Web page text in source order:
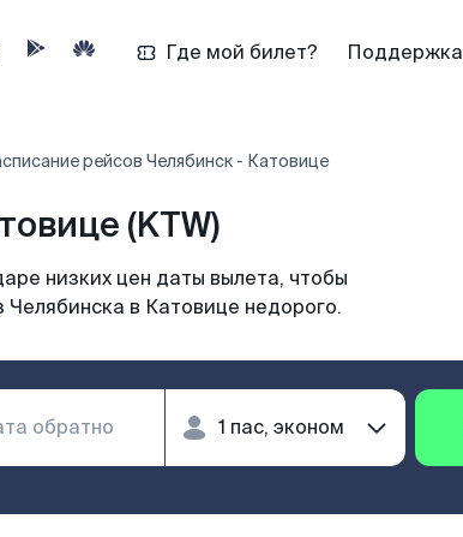
Где мой билет? Поддержка
рейсов Челябинск - Катовице
(KTW)
низких цен даты вылета, чтобы
Челябинска в Катовице недорого.